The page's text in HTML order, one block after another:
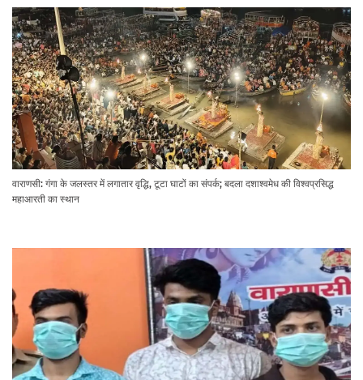
वाराणसी: गंगा के जलस्तर में लगातार वृद्धि, टूटा घाटों का संपर्क; बदला दशाश्वमेध की विश्वप्रसिद्ध
महाआरती का स्थान